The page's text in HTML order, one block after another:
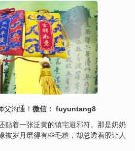
父沟通！ 微信： fuyuntang8
贴着一张泛黄的镇宅避邪符。那是奶奶
被岁月磨得有些毛糙，却总透着股让人